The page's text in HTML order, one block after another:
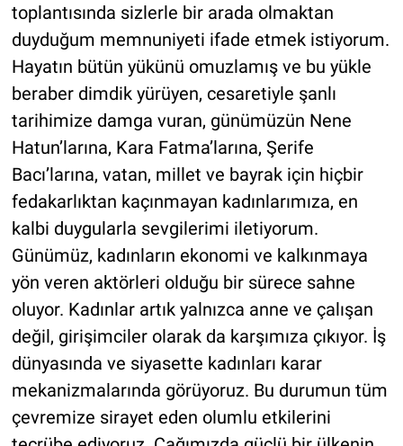
toplantısında sizlerle bir arada olmaktan
duyduğum memnuniyeti ifade etmek istiyorum.
Hayatın bütün yükünü omuzlamış ve bu yükle
beraber dimdik yürüyen, cesaretiyle şanlı
tarihimize damga vuran, günümüzün Nene
Hatun’larına, Kara Fatma’larına, Şerife
Bacı’larına, vatan, millet ve bayrak için hiçbir
fedakarlıktan kaçınmayan kadınlarımıza, en
kalbi duygularla sevgilerimi iletiyorum.
Günümüz, kadınların ekonomi ve kalkınmaya
yön veren aktörleri olduğu bir sürece sahne
oluyor. Kadınlar artık yalnızca anne ve çalışan
değil, girişimciler olarak da karşımıza çıkıyor. İş
dünyasında ve siyasette kadınları karar
mekanizmalarında görüyoruz. Bu durumun tüm
çevremize sirayet eden olumlu etkilerini